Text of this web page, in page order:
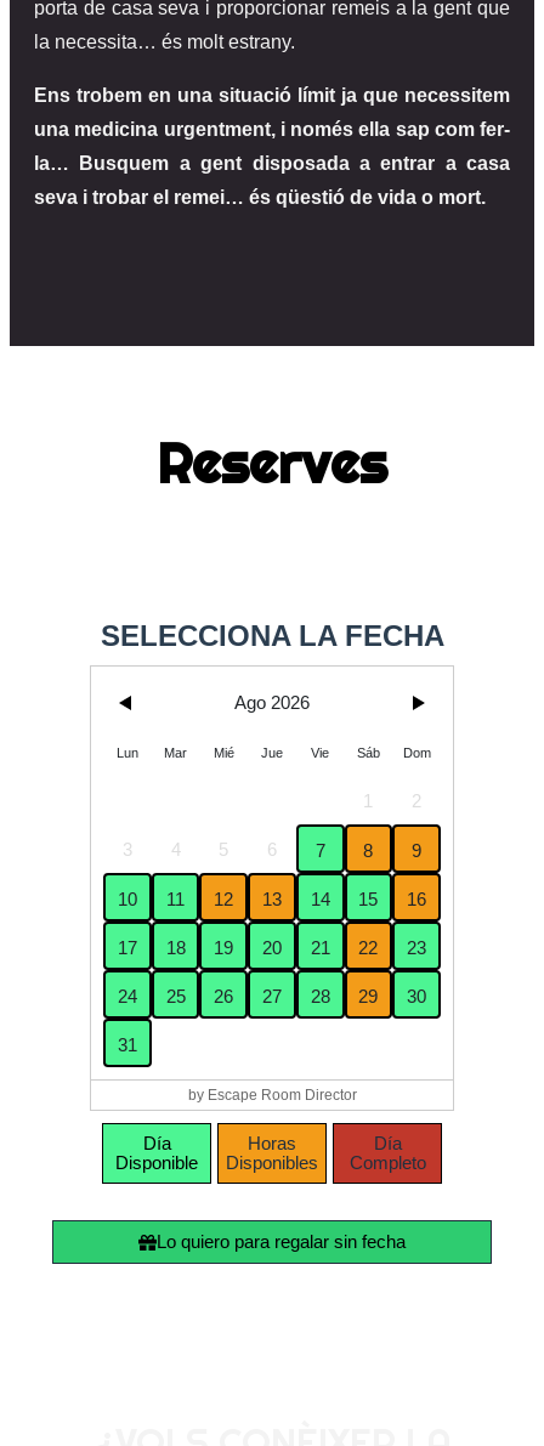
porta de casa seva i proporcionar remeis a la gent que
la necessita… és molt estrany.
Ens trobem en una situació límit ja que necessitem
una medicina urgentment, i només ella sap com fer-
la… Busquem a gent disposada a entrar a casa
seva i trobar el remei… és qüestió de vida o mort.
Reserves
SELECCIONA LA FECHA
Ago 2026
Lun Mar Mié Jue Vie Sáb Dom
1 2
3 4 5 6 7 8 9
10 11 12 13 14 15 16
17 18 19 20 21 22 23
24 25 26 27 28 29 30
31
by Escape Room Director
Día
Disponible
Horas
Disponibles
Día
Completo
Lo quiero para regalar sin fecha